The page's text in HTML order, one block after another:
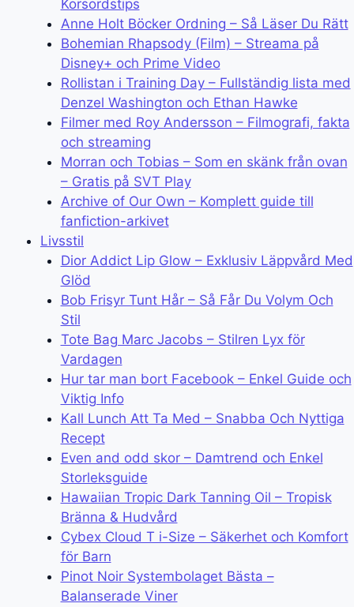
Korsordstips
Anne Holt Böcker Ordning – Så Läser Du Rätt
Bohemian Rhapsody (Film) – Streama på
Disney+ och Prime Video
Rollistan i Training Day – Fullständig lista med
Denzel Washington och Ethan Hawke
Filmer med Roy Andersson – Filmografi, fakta
och streaming
Morran och Tobias – Som en skänk från ovan
– Gratis på SVT Play
Archive of Our Own – Komplett guide till
fanfiction-arkivet
Livsstil
Dior Addict Lip Glow – Exklusiv Läppvård Med
Glöd
Bob Frisyr Tunt Hår – Så Får Du Volym Och
Stil
Tote Bag Marc Jacobs – Stilren Lyx för
Vardagen
Hur tar man bort Facebook – Enkel Guide och
Viktig Info
Kall Lunch Att Ta Med – Snabba Och Nyttiga
Recept
Even and odd skor – Damtrend och Enkel
Storleksguide
Hawaiian Tropic Dark Tanning Oil – Tropisk
Bränna & Hudvård
Cybex Cloud T i-Size – Säkerhet och Komfort
för Barn
Pinot Noir Systembolaget Bästa –
Balanserade Viner